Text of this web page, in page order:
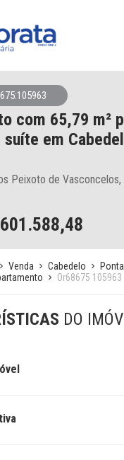
com 65,79 m²
suíte em
Peixoto de
601.588,48
Venda Cabedelo
Or68675 105963
DO